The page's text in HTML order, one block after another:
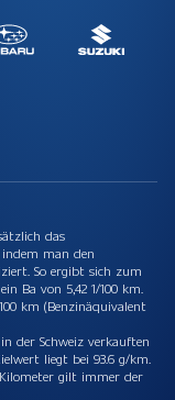
das
man den
So ergibt sich zum
Ba von 5,42 1/100 km.
km (Benzinäquivalent
der Schweiz verkauften
liegt bei 93.6 g/km.
gilt immer der